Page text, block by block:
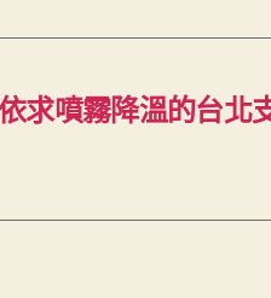
求噴霧降溫的台北